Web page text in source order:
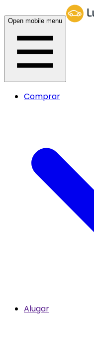
Open mobile menu
Comprar
Alugar